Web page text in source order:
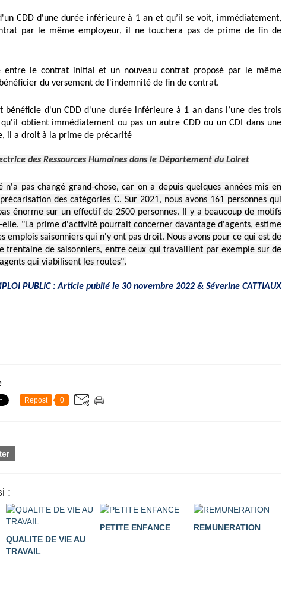
CDD d'une durée inférieure à 1 an et qu’il se voit, immédiatement,
par le même employeur, il ne touchera pas de prime de fin de
entre le contrat initial et un nouveau contrat proposé par le même
du versement de l'indemnité de fin de contrat.
bénéficie d'un CDD d'une durée inférieure à 1 an dans l’une des trois
obtient immédiatement ou pas un autre CDD ou un CDI dans une
il a droit à la prime de précarité
des Ressources Humaines dans le Département du Loiret
pas changé grand-chose, car on a depuis quelques années mis en
des catégories C. Sur 2021, nous avons 161 personnes qui
énorme sur un effectif de 2500 personnes. Il y a beaucoup de motifs
elle. "La prime d'activité pourrait concerner davantage d'agents, estime
emplois saisonniers qui n'y ont pas droit. Nous avons pour ce qui est de
trentaine de saisonniers, entre ceux qui travaillent par exemple sur de
qui viabilisent les routes".
PUBLIC : Article publié le 30 novembre 2022 & Séverine CATTIAUX
Repost 0
:
QUALITE DE VIE AU
TRAVAIL
PETITE ENFANCE REMUNERATION